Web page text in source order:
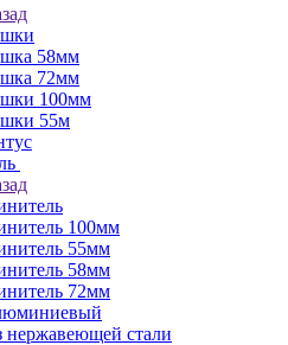
58мм
72мм
100мм
55м
100мм
55мм
58мм
72мм
нержавеющей стали